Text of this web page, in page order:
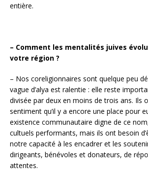
entière.
– Comment les mentalités juives
votre région ?
– Nos coreligionnaires sont quelque peu
vague d’alya est ralentie : elle reste
divisée par deux en moins de trois ans. Ils
sentiment qu’il y a encore une place pour
existence communautaire digne de ce
cultuels performants, mais ils ont besoin
notre capacité à les encadrer et les
dirigeants, bénévoles et donateurs, de
attentes.